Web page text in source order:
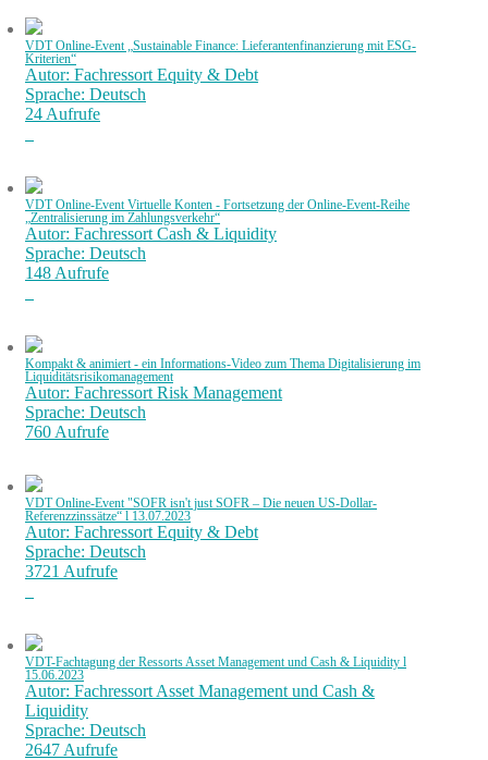
VDT Online-Event „Sustainable Finance: Lieferantenfinanzierung mit ESG-
Kriterien“
Autor: Fachressort Equity & Debt
Sprache: Deutsch
24 Aufrufe
VDT Online-Event Virtuelle Konten - Fortsetzung der Online-Event-Reihe
„Zentralisierung im Zahlungsverkehr“
Autor: Fachressort Cash & Liquidity
Sprache: Deutsch
148 Aufrufe
Kompakt & animiert - ein Informations-Video zum Thema Digitalisierung im
Liquiditätsrisikomanagement
Autor: Fachressort Risk Management
Sprache: Deutsch
760 Aufrufe
VDT Online-Event "SOFR isn't just SOFR – Die neuen US-Dollar-
Referenzzinssätze“ l 13.07.2023
Autor: Fachressort Equity & Debt
Sprache: Deutsch
3721 Aufrufe
VDT-Fachtagung der Ressorts Asset Management und Cash & Liquidity l
15.06.2023
Autor: Fachressort Asset Management und Cash &
Liquidity
Sprache: Deutsch
2647 Aufrufe